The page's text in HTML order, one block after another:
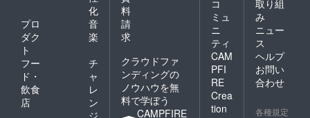
化
プロ
ダク
ト
音
楽
フー
ド・
飲食
店
チ
ャ
レ
ン
ジ
料
請
求
クラウドファ
ンディングの
ノウハウを無
料で学ぼう
CAMPFIRE
コ
ミュ
ニ
ティ
CAM
PFI
RE
Crea
tion
取り組
み
ニュー
ス
ヘルプ
お問い
合わせ
各種規定